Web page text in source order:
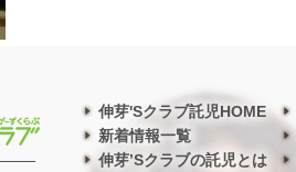
伸芽'Sクラブ託児HOME
新着情報一覧
伸芽’Sクラブの託児とは